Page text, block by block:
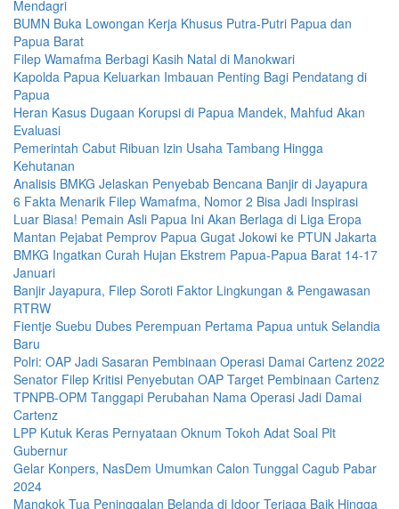
Mendagri
BUMN Buka Lowongan Kerja Khusus Putra-Putri Papua dan
Papua Barat
Filep Wamafma Berbagi Kasih Natal di Manokwari
Kapolda Papua Keluarkan Imbauan Penting Bagi Pendatang di
Papua
Heran Kasus Dugaan Korupsi di Papua Mandek, Mahfud Akan
Evaluasi
Pemerintah Cabut Ribuan Izin Usaha Tambang Hingga
Kehutanan
Analisis BMKG Jelaskan Penyebab Bencana Banjir di Jayapura
6 Fakta Menarik Filep Wamafma, Nomor 2 Bisa Jadi Inspirasi
Luar Biasa! Pemain Asli Papua Ini Akan Berlaga di Liga Eropa
Mantan Pejabat Pemprov Papua Gugat Jokowi ke PTUN Jakarta
BMKG Ingatkan Curah Hujan Ekstrem Papua-Papua Barat 14-17
Januari
Banjir Jayapura, Filep Soroti Faktor Lingkungan & Pengawasan
RTRW
Fientje Suebu Dubes Perempuan Pertama Papua untuk Selandia
Baru
Polri: OAP Jadi Sasaran Pembinaan Operasi Damai Cartenz 2022
Senator Filep Kritisi Penyebutan OAP Target Pembinaan Cartenz
TPNPB-OPM Tanggapi Perubahan Nama Operasi Jadi Damai
Cartenz
LPP Kutuk Keras Pernyataan Oknum Tokoh Adat Soal Plt
Gubernur
Gelar Konpers, NasDem Umumkan Calon Tunggal Cagub Pabar
2024
Mangkok Tua Peninggalan Belanda di Idoor Terjaga Baik Hingga